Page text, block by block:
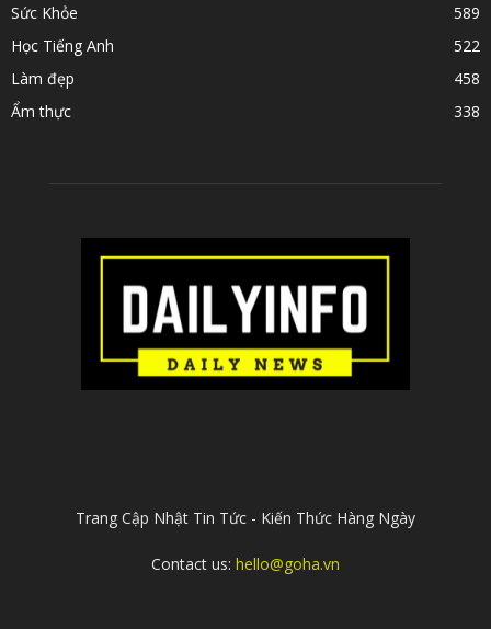
Sức Khỏe
589
Học Tiếng Anh
522
Làm đẹp
458
Ẩm thực
338
Trang Cập Nhật Tin Tức - Kiến Thức Hàng Ngày
Contact us: hello@goha.vn